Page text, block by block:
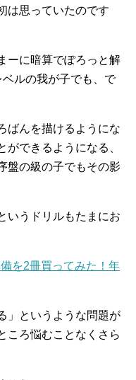
は思っていたのです
ーに暗算でぽろっと解
ルの我が子でも、で
ばんを描けるようにな
ができるようになる、
盤の級の子でもその影
いうドリルもたまにお
を2冊買ってみた！年
」というような問題が
ころ悩むことなくさら